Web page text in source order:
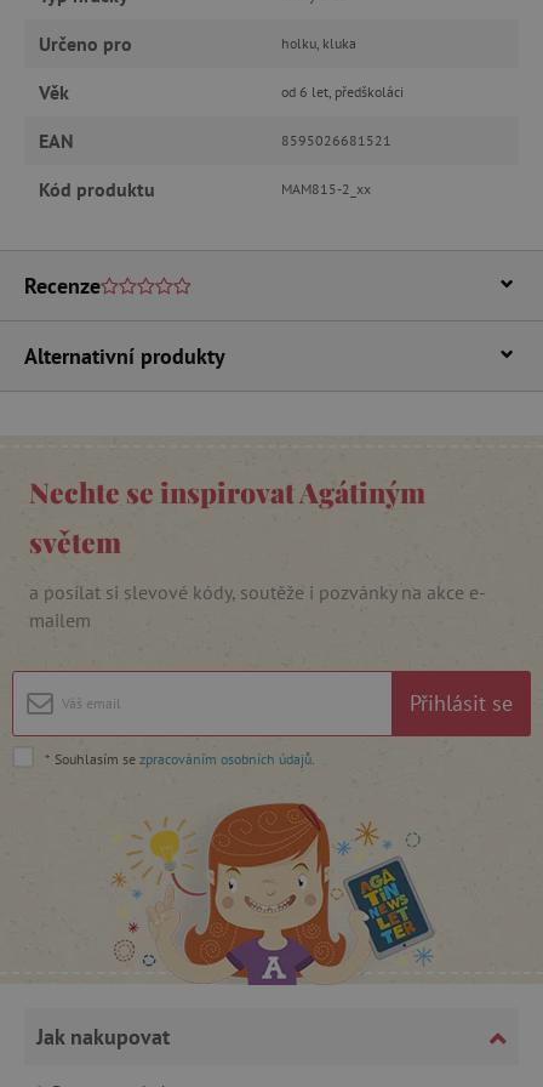
Určeno pro holku, kluka
Věk od 6 let, předškoláci
EAN 8595026681521
Kód produktu MAM815-2_xx
Recenze
Alternativní produkty
Nechte se inspirovat Agátiným
světem
a posílat si slevové kódy, soutěže i pozvánky na akce e-
mailem
Přihlásit se
* Souhlasím se zpracováním osobních údajů
Jak nakupovat
Marketingové cookies
základní funkce webových stránek, jako je
cookie správně používat.
Doména
__cf_bm
cjConsent .agatinsvet.cz